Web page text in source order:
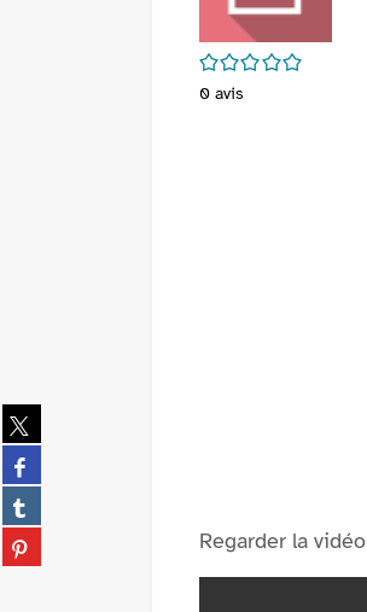
Partager
sur
twitter
(Nouvelle
fenêtre)
Partager
sur
facebook
(Nouvelle
fenêtre)
Partager
sur
tumblr
Partager
sur
/5
0 avis
Regarder la vidéo